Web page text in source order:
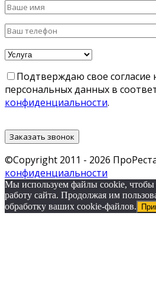
Подтверждаю свое согласие
персональных данных в
конфиденциальности.
©Copyright 2011 - 2026
конфиденциальности
Мы используем файлы cookie, чтобы
работу сайта. Продолжая им
обработку ваших cookie‑файлов.